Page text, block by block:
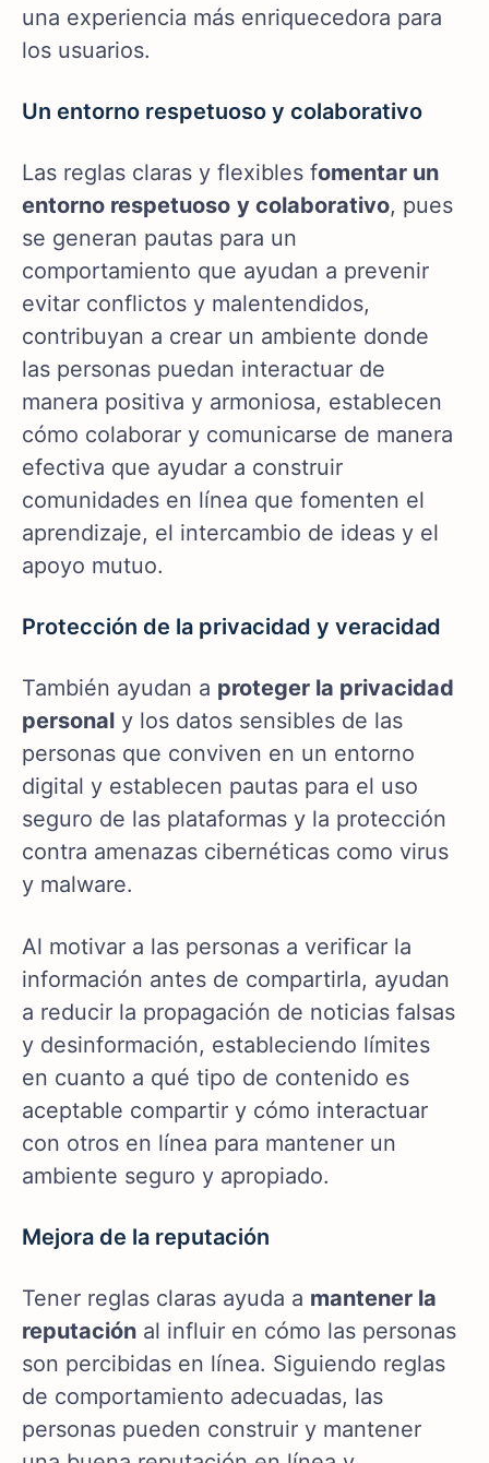
una experiencia más enriquecedora para
los usuarios.
Un entorno respetuoso y colaborativo
Las reglas claras y flexibles fomentar un
entorno respetuoso y colaborativo, pues
se generan pautas para un
comportamiento que ayudan a prevenir
evitar conflictos y malentendidos,
contribuyan a crear un ambiente donde
las personas puedan interactuar de
manera positiva y armoniosa, establecen
cómo colaborar y comunicarse de manera
efectiva que ayudar a construir
comunidades en línea que fomenten el
aprendizaje, el intercambio de ideas y el
apoyo mutuo.
Protección de la privacidad y veracidad
También ayudan a proteger la privacidad
personal y los datos sensibles de las
personas que conviven en un entorno
digital y establecen pautas para el uso
seguro de las plataformas y la protección
contra amenazas cibernéticas como virus
y malware.
Al motivar a las personas a verificar la
información antes de compartirla, ayudan
a reducir la propagación de noticias falsas
y desinformación, estableciendo límites
en cuanto a qué tipo de contenido es
aceptable compartir y cómo interactuar
con otros en línea para mantener un
ambiente seguro y apropiado.
Mejora de la reputación
Tener reglas claras ayuda a mantener la
reputación al influir en cómo las personas
son percibidas en línea. Siguiendo reglas
de comportamiento adecuadas, las
personas pueden construir y mantener